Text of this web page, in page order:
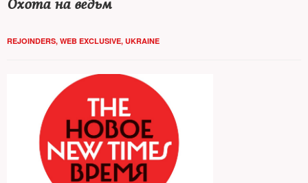
Охота на ведьм
REJOINDERS, WEB EXCLUSIVE, UKRAINE